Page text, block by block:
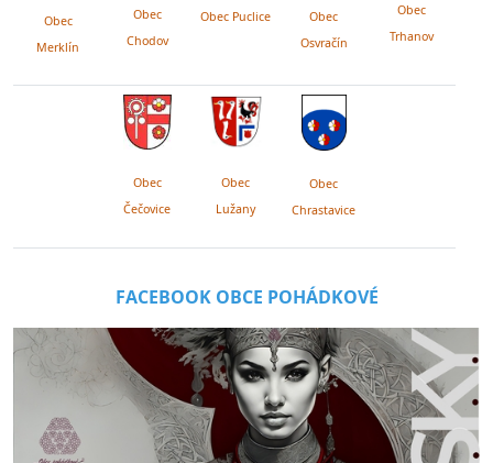
Obec
Merklín
Obec
Chodov
Obec Puclice
Obec
Osvračín
Obec
Trhanov
Obec
Čečovice
Obec
Lužany
Obec
Chrastavice
FACEBOOK OBCE POHÁDKOVÉ